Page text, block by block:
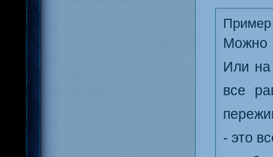
Пример
Можно
Или на
все
- это